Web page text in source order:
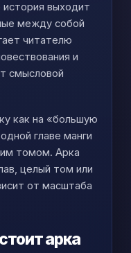
история выходит
между собой
читателю
и
смысловой
как на «большую
главе манги
томом. Арка
целый том или
от масштаба
арка